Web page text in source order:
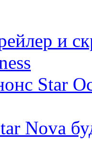
и
Star
Nova